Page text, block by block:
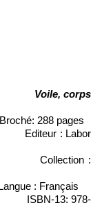
Voile, corps
288 pages
Editeur : Labor
Collection :
: Français
ISBN-13:978-